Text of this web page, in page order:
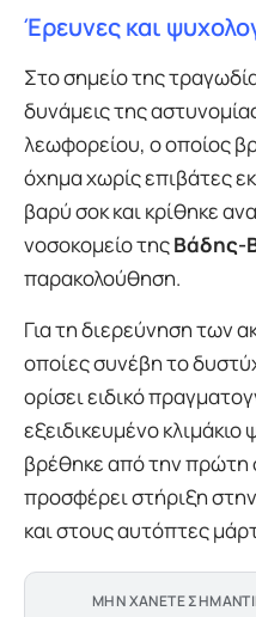
Έρευνες και
Στο σημείο της
δυνάμεις της
λεωφορείου, ο οποίος
όχημα χωρίς επιβάτες
βαρύ σοκ και κρίθηκε
νοσοκομείο τηςΒάδης-
παρακολούθηση.
Για τη διερεύνηση των
οποίες συνέβη το
ορίσει ειδικό
εξειδικευμένο
βρέθηκε από την πρώτη
προσφέρει στήριξη
και στους αυτόπτες
ΜΗΝ ΧΑΝΕΤΕ